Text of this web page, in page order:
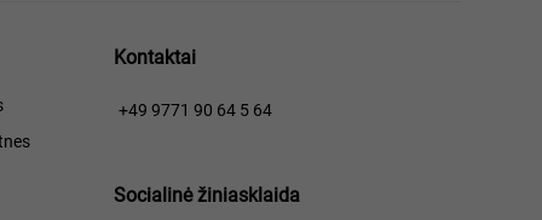
Kontaktai
+49 9771 90 64 5 64
Socialinė žiniasklaida